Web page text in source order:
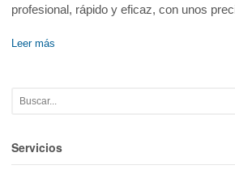
profesional, rápido y eficaz, con unos
Leer más
Servicios